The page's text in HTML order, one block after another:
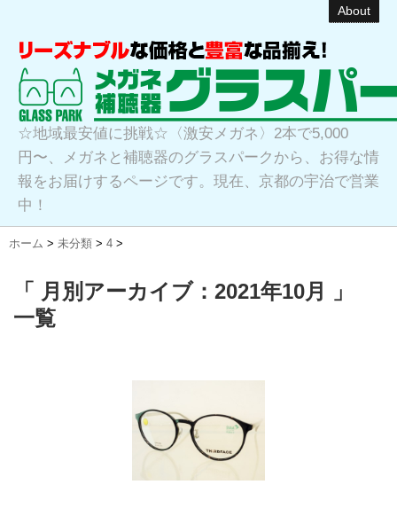
About
☆地域最安値に挑戦☆〈激安メガネ〉2本で5,000
円〜、メガネと補聴器のグラスパークから、お得な情
報をお届けするページです。現在、京都の宇治で営業
中！
ホーム > 未分類 > 4 >
「 月別アーカイブ：2021年10月 」
一覧